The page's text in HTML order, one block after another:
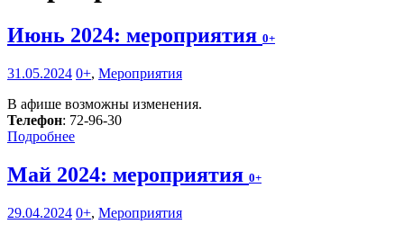
Июнь 2024: мероприятия 0+
31.05.2024 0+, Мероприятия
В афише возможны изменения.
Телефон: 72-96-30
Подробнее
Май 2024: мероприятия 0+
29.04.2024 0+, Мероприятия